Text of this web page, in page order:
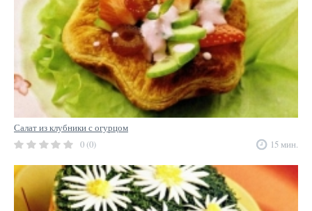
Салат из клубники с огурцом
0 (0)
15 мин.